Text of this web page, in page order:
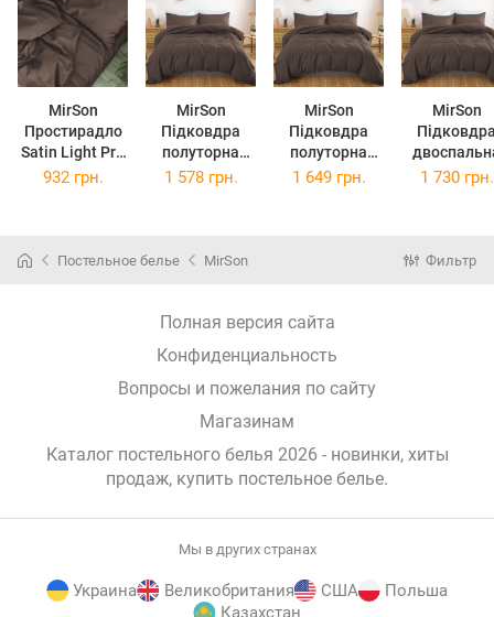
MirSon
Простирадло
Satin Light Pro
10-010 Brown
MirSon
Підковдра
полуторна
143x210 см
MirSon
Підковдра
полуторна
євро 160x220
MirSon
175x210
932 грн. 1 578 грн. 1 649 грн. 1 730 грн.
Постельное белье MirSon Фильтр
Полная версия сайта
Конфиденциальность
Вопросы и пожелания по сайту
Магазинам
Каталог постельного белья 2026 - новинки, хиты
продаж, купить постельное белье.
Мы в других странах
Украина Великобритания США
Польша
Казахстан